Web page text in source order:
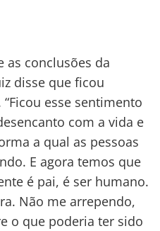
as conclusões da
disse que ficou
esse sentimento
com a vida e
a qual as pessoas
E agora temos que
é pai, é ser humano.
Não me arrependo,
o que poderia ter sido